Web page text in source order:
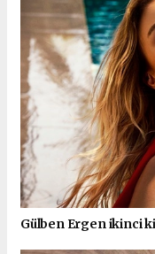
Gülben Ergen ikinci